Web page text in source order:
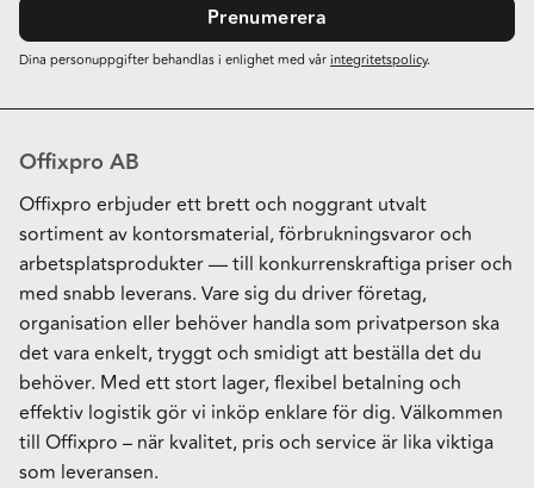
Prenumerera
Dina personuppgifter behandlas i enlighet med vårintegritetspolicy.
Offixpro AB
Offixpro erbjuder ett brett och noggrant utvalt
sortiment av kontorsmaterial, förbrukningsvaror och
arbetsplatsprodukter — till konkurrenskraftiga priser och
med snabb leverans. Vare sig du driver företag,
organisation eller behöver handla som privatperson ska
det vara enkelt, tryggt och smidigt att beställa det du
behöver. Med ett stort lager, flexibel betalning och
effektiv logistik gör vi inköp enklare för dig. Välkommen
till Offixpro – när kvalitet, pris och service är lika viktiga
som leveransen.